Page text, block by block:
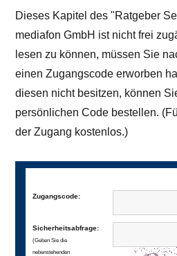
Dieses Kapitel des "Ratgeber
mediafon GmbH ist nicht frei
lesen zu können, müssen Sie
einen Zugangscode erworben
diesen nicht besitzen, können
persönlichen Code bestellen.
der Zugang kostenlos.)
Zugangscode:
Sicherheitsabfrage:
(Geben Sie die
nebenstehenden